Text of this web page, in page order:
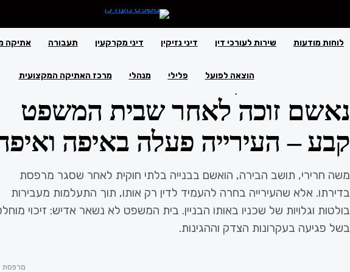
לוחות מודעות שירות לעורכי דין דיני נזיקין דיני מקרקעין תעבורה אתיקה
הוצאה לפועל פלילי מנהלי מרכז האתיקה המקצועית
אכיפה סלקטיבית בירושלים:
נאשם זוכה לאחר שבית המשפט
קבע – העירייה פעלה באיפה
משה חרירי, תושב הבירה, הואשם בבנייה בלתי חוקית לאחר שסגר מרפסת
בדירתו. אלא שהעירייה בחרה להעמיד לדין רק אותו, תוך התעלמות מעבירות
בולטות וגלויות של שכניו באותו הבניין. בית המשפט לא נשאר אדיש: זיכוי
בשל פגיעה בעקרונות הצדק וההגינות.
מרפסת